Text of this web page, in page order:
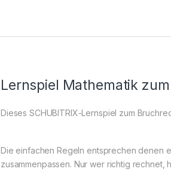
Lernspiel Mathematik
Dieses SCHUBITRIX-Lernspiel zum
Die einfachen Regeln entsprechen denen
zusammenpassen. Nur wer richtig rechnet,